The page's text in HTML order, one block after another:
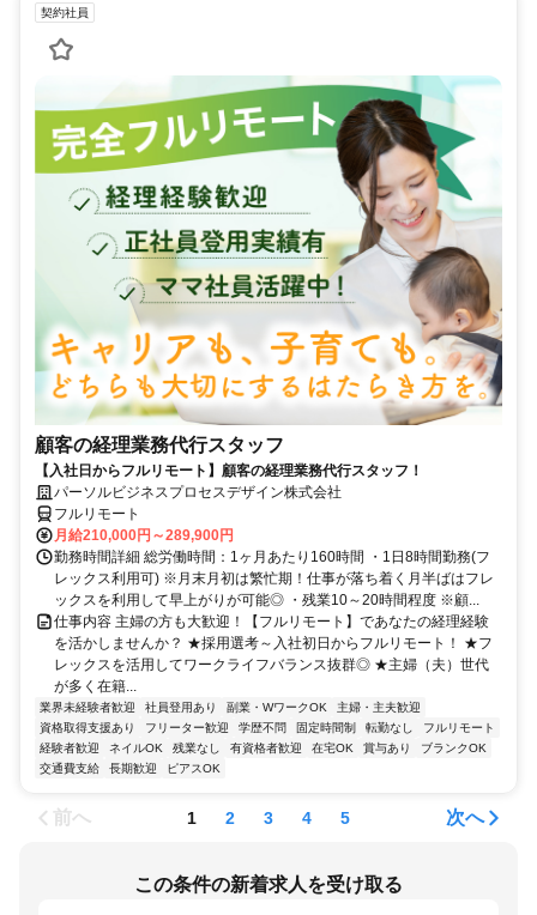
契約社員
顧客の経理業務代行スタッフ
【入社日からフルリモート】顧客の経理業務代行スタッフ！
パーソルビジネスプロセスデザイン株式会社
フルリモート
月給210,000円～289,900円
勤務時間詳細 総労働時間：1ヶ月あたり160時間 ・1日8時間勤務(フ
レックス利用可) ※月末月初は繁忙期！仕事が落ち着く月半ばはフレ
ックスを利用して早上がりが可能◎ ・残業10～20時間程度 ※顧...
仕事内容 主婦の方も大歓迎！【フルリモート】であなたの経理経験
を活かしませんか？ ★採用選考～入社初日からフルリモート！ ★フ
レックスを活用してワークライフバランス抜群◎ ★主婦（夫）世代
が多く在籍...
業界未経験者歓迎 社員登用あり 副業・WワークOK
主婦・主夫歓迎
資格取得支援あり
フリーター歓迎 学歴不問 固定時間制 転勤なし
フルリモート
経験者歓迎
ネイルOK 残業なし 有資格者歓迎 在宅OK 賞与あり
ブランクOK
交通費支給
長期歓迎 ピアスOK
前へ 1 2 3 4 5 次へ
この条件の新着求人を受け取る